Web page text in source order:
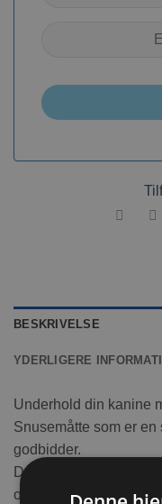
BESKRIVELSE
YDERLIGERE
Underhold din kanine
Snusemåtte som er
godbidder.
Det du finder på
også sjovere. Sådan